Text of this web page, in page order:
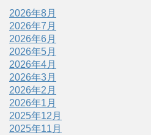
2026年8月
2026年7月
2026年6月
2026年5月
2026年4月
2026年3月
2026年2月
2026年1月
2025年12月
2025年11月